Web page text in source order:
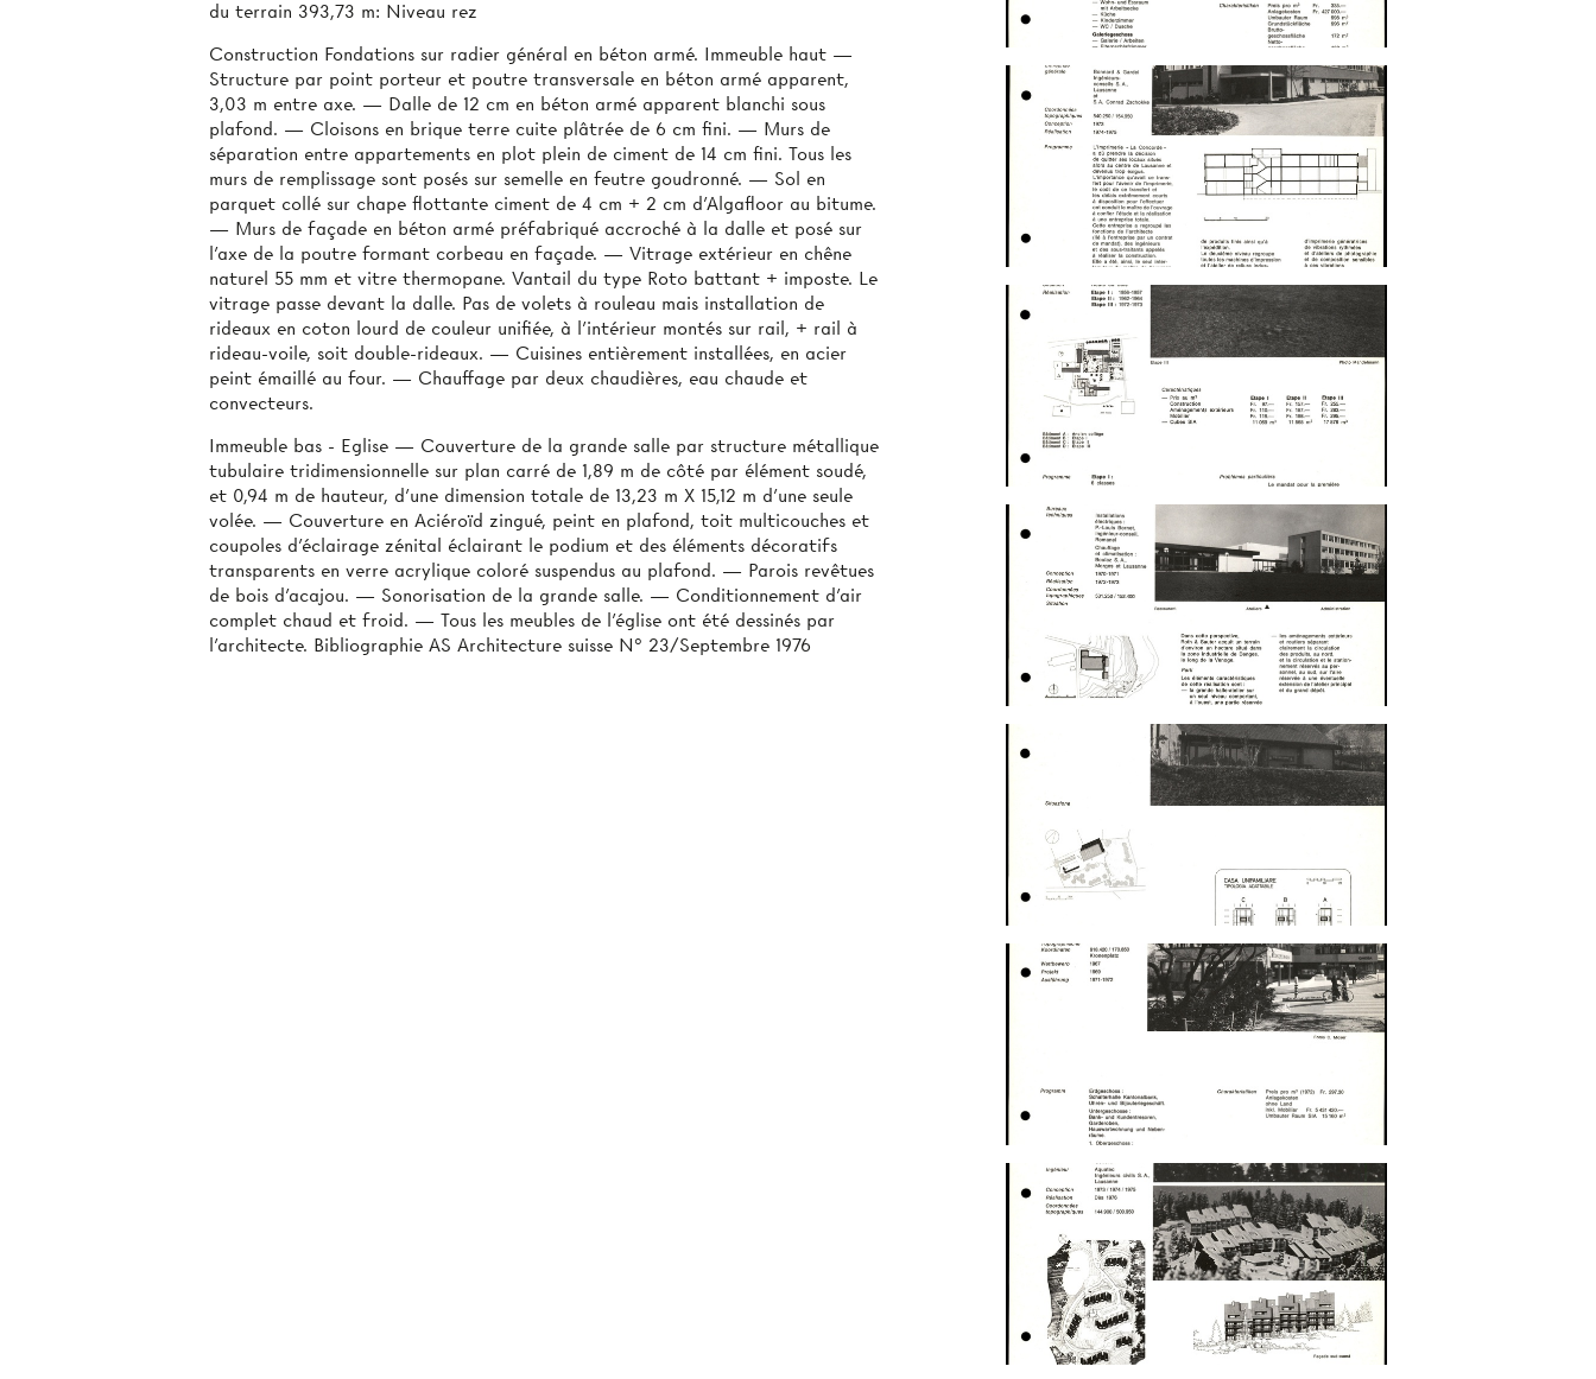
du terrain 393,73 m: Niveau rez
Construction Fondations sur radier général en béton armé. Immeuble haut —
Structure par point porteur et poutre transversale en béton armé apparent,
3,03 m entre axe. — Dalle de 12 cm en béton armé apparent blanchi sous
plafond. — Cloisons en brique terre cuite plâtrée de 6 cm fini. — Murs de
séparation entre appartements en plot plein de ciment de 14 cm fini. Tous les
murs de remplissage sont posés sur semelle en feutre goudronné. — Sol en
parquet collé sur chape flottante ciment de 4 cm + 2 cm d’Algafloor au bitume.
— Murs de façade en béton armé préfabriqué accroché à la dalle et posé sur
l'axe de la poutre formant corbeau en façade. — Vitrage extérieur en chêne
naturel 55 mm et vitre thermopane. Vantail du type Roto battant + imposte. Le
vitrage passe devant la dalle. Pas de volets à rouleau mais installation de
rideaux en coton lourd de couleur unifiée, à l’intérieur montés sur rail, + rail à
rideau-voile, soit double-rideaux. — Cuisines entièrement installées, en acier
peint émaillé au four. — Chauffage par deux chaudières, eau chaude et
convecteurs.
Immeuble bas - Eglise — Couverture de la grande salle par structure métallique
tubulaire tridimensionnelle sur plan carré de 1,89 m de côté par élément soudé,
et 0,94 m de hauteur, d’une dimension totale de 13,23 m X 15,12 m d'une seule
volée. — Couverture en Aciéroïd zingué, peint en plafond, toit multicouches et
coupoles d’éclairage zénital éclairant le podium et des éléments décoratifs
transparents en verre acrylique coloré suspendus au plafond. — Parois revêtues
de bois d’acajou. — Sonorisation de la grande salle. — Conditionnement d’air
complet chaud et froid. — Tous les meubles de l’église ont été dessinés par
l’architecte. Bibliographie AS Architecture suisse N° 23/Septembre 1976